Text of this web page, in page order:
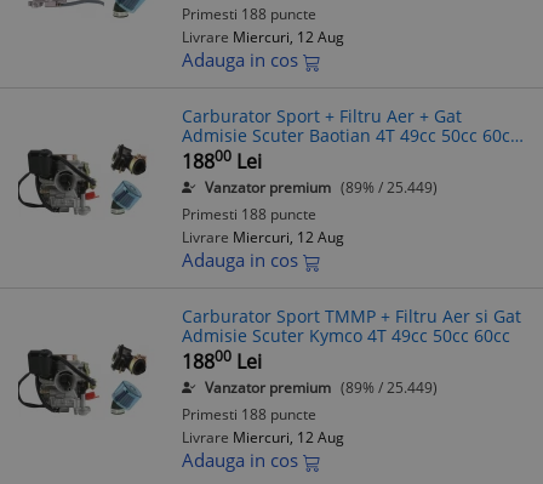
Primesti 188 puncte
Livrare Miercuri, 12 Aug
Adauga in cos
Carburator Sport + Filtru Aer + Gat
Admisie Scuter Baotian 4T 49cc 50cc 60cc
TMMP
18800 Lei
Vanzator premium (89% / 25.449)
Primesti 188 puncte
Livrare Miercuri, 12 Aug
Adauga in cos
Carburator Sport TMMP + Filtru Aer si Gat
Admisie Scuter Kymco 4T 49cc 50cc 60cc
18800 Lei
Vanzator premium (89% / 25.449)
Primesti 188 puncte
Livrare Miercuri, 12 Aug
Adauga in cos